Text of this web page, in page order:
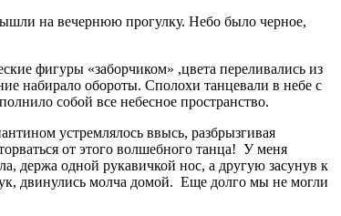
на вечернюю прогулку. Небо было черное,
фигуры «заборчиком» ,цвета переливались из
набирало обороты. Сполохи танцевали в небе с
собой все небесное пространство.
устремлялось ввысь, разбрызгивая
от этого волшебного танца! У меня
держа одной рукавичкой нос, а другую засунув к
двинулись молча домой. Еще долго мы не могли